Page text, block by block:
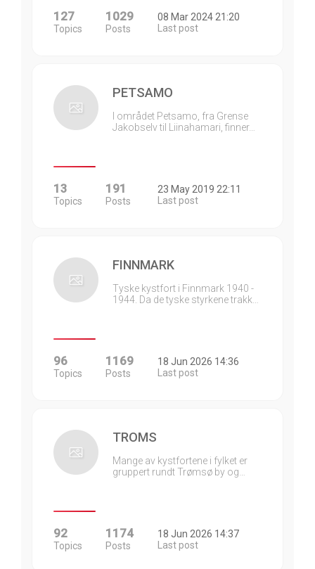
127
Topics
1029
Posts
08 Mar 2024 21:20
Last post
PETSAMO
I området Petsamo, fra Grense
Jakobselv til Liinahamari, finner…
13
Topics
191
Posts
23 May 2019 22:11
Last post
FINNMARK
Tyske kystfort i Finnmark 1940 -
1944. Da de tyske styrkene trakk…
96
Topics
1169
Posts
18 Jun 2026 14:36
Last post
TROMS
Mange av kystfortene i fylket er
gruppert rundt Trømsø by og…
92
Topics
1174
Posts
18 Jun 2026 14:37
Last post